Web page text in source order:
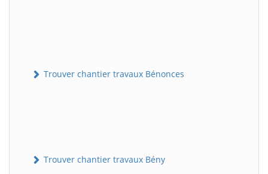
Trouver chantier travaux Bénonces
Trouver chantier travaux Bény